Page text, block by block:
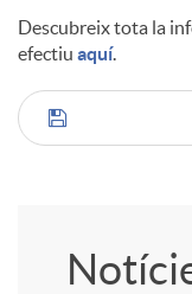
Descubreix tota la
efectiu aquí.
C